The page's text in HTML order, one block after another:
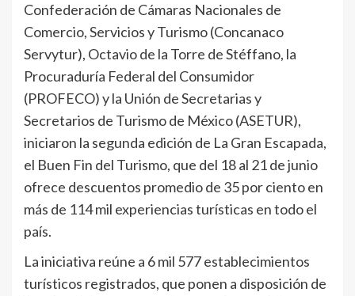
Confederación de Cámaras Nacionales de
Comercio, Servicios y Turismo (Concanaco
Servytur), Octavio de la Torre de Stéffano, la
Procuraduría Federal del Consumidor
(PROFECO) y la Unión de Secretarias y
Secretarios de Turismo de México (ASETUR),
iniciaron la segunda edición de La Gran Escapada,
el Buen Fin del Turismo, que del 18 al 21 de junio
ofrece descuentos promedio de 35 por ciento en
más de 114 mil experiencias turísticas en todo el
país.
La iniciativa reúne a 6 mil 577 establecimientos
turísticos registrados, que ponen a disposición de